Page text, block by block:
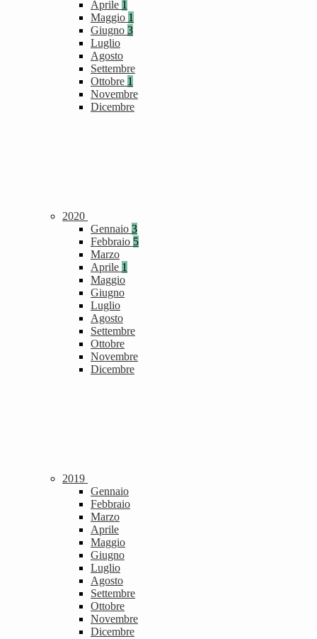
Aprile 1
Maggio 1
Giugno 3
Luglio
Agosto
Settembre
Ottobre 1
Novembre
Dicembre
2020
Gennaio 3
Febbraio 5
Marzo
Aprile 1
Maggio
Giugno
Luglio
Agosto
Settembre
Ottobre
Novembre
Dicembre
2019
Gennaio
Febbraio
Marzo
Aprile
Maggio
Giugno
Luglio
Agosto
Settembre
Ottobre
Novembre
Dicembre